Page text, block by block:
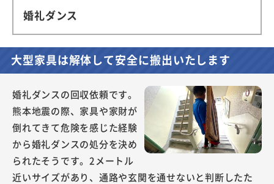
婚礼ダンス
大型家具は解体して安全に搬出いたします
婚礼ダンスの回収依頼です。
熊本地震の際、家具や家財が
倒れてきて危険を感じた経験
から婚礼ダンスの処分を決め
られたそうです。2メートル
近いサイズがあり、通路や玄関を通せないと判断したた